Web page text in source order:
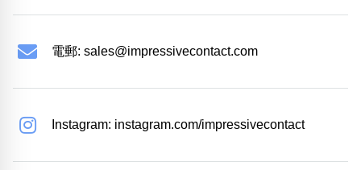
電郵: sales@impressivecontact.com
Instagram: instagram.com/impressivecontact